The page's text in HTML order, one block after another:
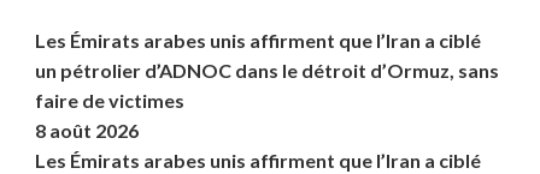
Les Émirats arabes unis affirment que l’Iran a ciblé
un pétrolier d’ADNOC dans le détroit d’Ormuz, sans
faire de victimes
8 août 2026
Les Émirats arabes unis affirment que l’Iran a ciblé